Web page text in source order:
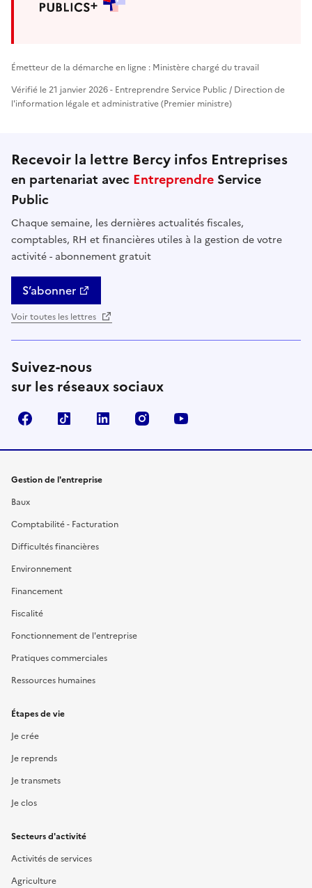
Émetteur de la démarche en ligne : Ministère chargé du travail
Vérifié le 21 janvier 2026 - Entreprendre Service Public / Direction de
l'information légale et administrative (Premier ministre)
Recevoir la lettre Bercy infos Entreprises
en partenariat avec Entreprendre Service
Public
Chaque semaine, les dernières actualités fiscales,
comptables, RH et financières utiles à la gestion de votre
activité - abonnement gratuit
S’abonner
Voir toutes les lettres
Suivez-nous
sur les réseaux sociaux
FacebookTikTok Linkedin Instagram
Gestion de l'entreprise
Baux
Comptabilité - Facturation
Difficultés financières
Environnement
Financement
Fiscalité
Fonctionnement de l'entreprise
Pratiques commerciales
Ressources humaines
Étapes de vie
Je crée
Je reprends
Je transmets
Je clos
Secteurs d'activité
Activités de services
Agriculture